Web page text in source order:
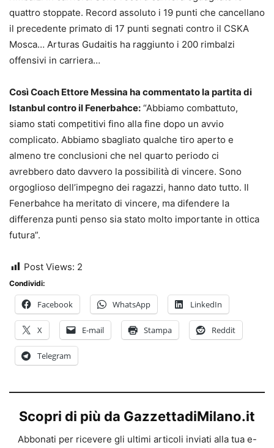
quattro stoppate. Record assoluto i 19 punti che cancellano
il precedente primato di 17 punti segnati contro il CSKA
Mosca… Arturas Gudaitis ha raggiunto i 200 rimbalzi
offensivi in carriera…
Così Coach Ettore Messina ha commentato la partita di
Istanbul contro il Fenerbahce: “Abbiamo combattuto,
siamo stati competitivi fino alla fine dopo un avvio
complicato. Abbiamo sbagliato qualche tiro aperto e
almeno tre conclusioni che nel quarto periodo ci
avrebbero dato davvero la possibilità di vincere. Sono
orgoglioso dell’impegno dei ragazzi, hanno dato tutto. Il
Fenerbahce ha meritato di vincere, ma difendere la
differenza punti penso sia stato molto importante in ottica
futura”.
Post Views: 2
Condividi:
Facebook WhatsApp LinkedIn
X E-mail Stampa Reddit
Telegram
Scopri di più da GazzettadiMilano.it
Abbonati per ricevere gli ultimi articoli inviati alla tua e-